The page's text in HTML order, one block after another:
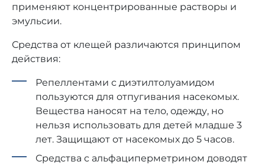
применяют концентрированные растворы и
эмульсии.
Средства от клещей различаются принципом
действия:
Репеллентами с диэтилтолуамидом
пользуются для отпугивания насекомых.
Вещества наносят на тело, одежду, но
нельзя использовать для детей младше 3
лет. Защищают от насекомых до 5 часов.
Средства с альфациперметрином доводят